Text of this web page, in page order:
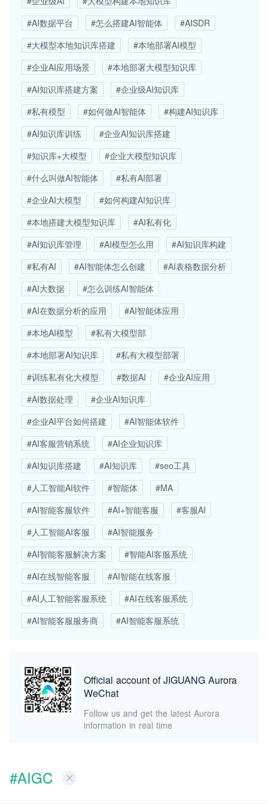
#AIGC
#AI数据平台
#怎么搭建AI智能体
#AISDR
#大模型本地知识库搭建
#本地部署AI模型
#企业AI应用场景
#本地部署大模型知识库
#AI知识库搭建方案
#企业级AI知识库
#私有模型
#如何做AI智能体
#构建AI知识库
#AI知识库训练
#企业AI知识库搭建
#知识库+大模型
#企业大模型知识库
#什么叫做AI智能体
#私有AI部署
#企业AI大模型
#如何构建AI知识库
#本地搭建大模型知识库
#AI私有化
#AI知识库管理
#AI模型怎么用
#AI知识库构建
#私有AI
#AI智能体怎么创建
#AI表格数据分析
#AI大数据
#怎么训练AI智能体
#AI在数据分析的应用
#AI智能体应用
#本地AI模型
#私有大模型部
#本地部署AI知识库
#私有大模型部署
#训练私有化大模型
#数据AI
#企业AI应用
#AI数据处理
#企业AI知识库
#企业AI平台如何搭建
#AI智能体软件
#AI客服营销系统
#AI企业知识库
#AI知识库搭建
#AI知识库
#seo工具
#人工智能AI软件
#智能体
#MA
#AI智能客服软件
#AI+智能客服
#客服AI
#人工智能AI客服
#AI智能服务
#AI智能客服解决方案
#智能AI客服系统
#AI在线智能客服
#AI智能在线客服
#AI人工智能客服系统
#AI在线客服系统
#AI智能客服服务商
#AI智能客服系统
Official account of JIGUANG Aurora
WeChat
Follow us and get the latest Aurora
information in real time